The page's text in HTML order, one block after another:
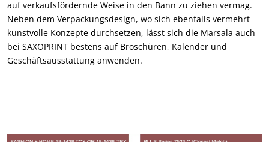
auf verkaufsfördernde Weise in den Bann zu ziehen vermag.
Neben dem Verpackungsdesign, wo sich ebenfalls vermehrt
kunstvolle Konzepte durchsetzen, lässt sich die Marsala auch
bei SAXOPRINT bestens auf Broschüren, Kalender und
Geschäftsausstattung anwenden.